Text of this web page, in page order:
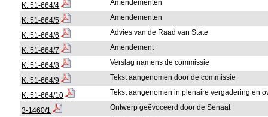
K. 51-664/4 Amendementen
K. 51-664/5 Amendementen
K. 51-664/6 Advies van de Raad van State
K. 51-664/7 Amendement
K. 51-664/8 Verslag namens de commissie
K. 51-664/9 Tekst aangenomen door de commissie
K. 51-664/10 Tekst aangenomen in plenaire vergadering en
3-1460/1 Ontwerp geëvoceerd door de Senaat